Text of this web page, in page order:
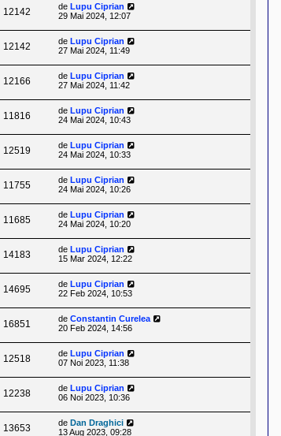
12142 de Lupu Ciprian
29 Mai 2024, 12:07
12142 de Lupu Ciprian
27 Mai 2024, 11:49
12166 de Lupu Ciprian
27 Mai 2024, 11:42
11816 de Lupu Ciprian
24 Mai 2024, 10:43
12519 de Lupu Ciprian
24 Mai 2024, 10:33
11755 de Lupu Ciprian
24 Mai 2024, 10:26
11685 de Lupu Ciprian
24 Mai 2024, 10:20
14183 de Lupu Ciprian
15 Mar 2024, 12:22
14695 de Lupu Ciprian
22 Feb 2024, 10:53
16851 de Constantin Curelea
20 Feb 2024, 14:56
12518 de Lupu Ciprian
07 Noi 2023, 11:38
12238 de Lupu Ciprian
06 Noi 2023, 10:36
13653 de Dan Draghici
13 Aug 2023, 09:28